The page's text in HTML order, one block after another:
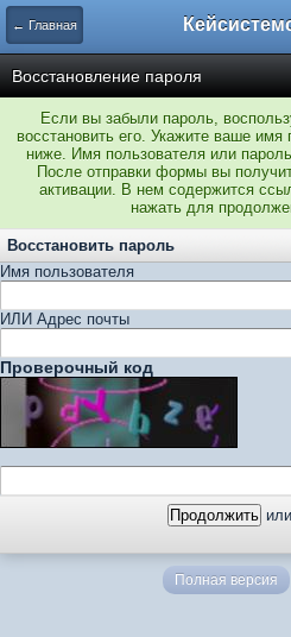
← Главная
Восстановление пароля
Если вы забыли пароль,
восстановить его. Укажите ваше
ниже. Имя пользователя или пароль
После отправки формы вы
активации. В нем содержится
нажать для
Восстановить пароль
Имя пользователя
ИЛИ Адрес почты
Проверочный код
или
Полная версия